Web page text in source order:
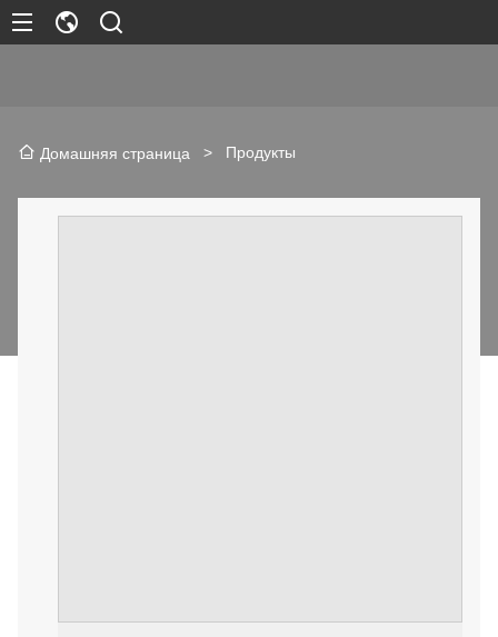
Домашняя страница > Продукты